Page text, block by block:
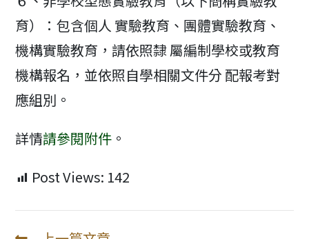
育）：包含個人 實驗教育、團體實驗教育、
機構實驗教育，請依照隸 屬編制學校或教育
機構報名，並依照自學相關文件分 配報考對
應組別。
詳情請參閱附件 。
Post Views: 142